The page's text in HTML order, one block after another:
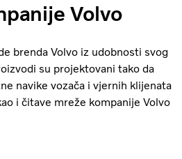
Volvo
brenda Volvo iz udobnosti svog
su projektovani tako da
navike vozača i vjernih klijenata
i čitave mreže kompanije Volvo